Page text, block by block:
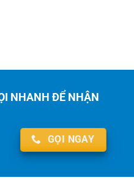
NHANH ĐỂ NHẬN
GỌI NGAY